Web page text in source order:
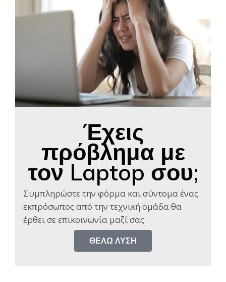
Έχεις
πρόβλημα με
τον Laptop σου;
Συμπληρώστε την φόρμα και σύντομα ένας
εκπρόσωπος από την τεχνική ομάδα θα
έρθει σε επικοινωνία μαζί σας​
ΘΈΛΩ ΛΎΣΗ